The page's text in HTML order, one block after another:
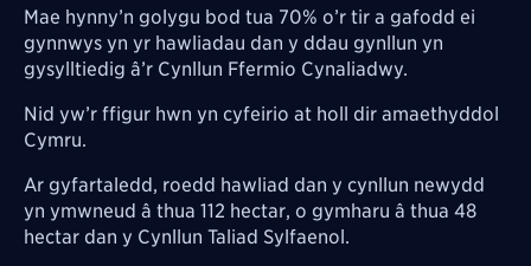
Mae hynny’n golygu bod tua 70% o’r tir a gafodd ei
gynnwys yn yr hawliadau dan y ddau gynllun yn
gysylltiedig â’r Cynllun Ffermio Cynaliadwy.
Nid yw’r ffigur hwn yn cyfeirio at holl dir amaethyddol
Cymru.
Ar gyfartaledd, roedd hawliad dan y cynllun newydd
yn ymwneud â thua 112 hectar, o gymharu â thua 48
hectar dan y Cynllun Taliad Sylfaenol.